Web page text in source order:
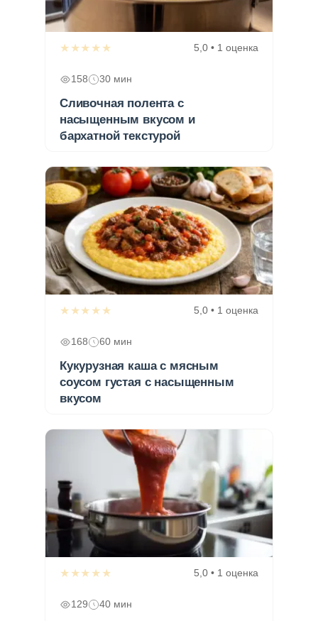
★★★★★ 5,0 • 1 оценка
158 30 мин
Сливочная полента с
насыщенным вкусом и
бархатной текстурой
★★★★★ 5,0 • 1 оценка
168 60 мин
Кукурузная каша с мясным
соусом густая с насыщенным
вкусом
★★★★★ 5,0 • 1 оценка
129 40 мин